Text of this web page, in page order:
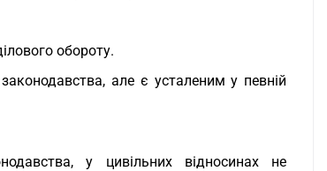
обороту.
але є усталеним у певній
у цивільних відносинах не